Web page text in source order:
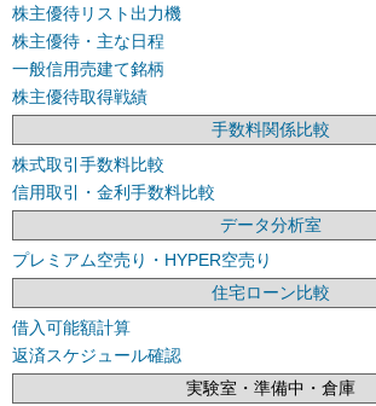
株主優待リスト出力機
株主優待・主な日程
一般信用売建て銘柄
株主優待取得戦績
手数料関係比較
株式取引手数料比較
信用取引・金利手数料比較
データ分析室
プレミアム空売り・HYPER空売り
住宅ローン比較
借入可能額計算
返済スケジュール確認
実験室・準備中・倉庫